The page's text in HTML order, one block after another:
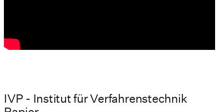
IVP - Institut für Verfahrenstechnik